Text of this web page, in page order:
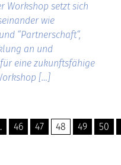
Workshop setzt sich
wie
“Partnerschaft“,
an und
eine zukunftsfähige
[…]
46 47 48 49
50